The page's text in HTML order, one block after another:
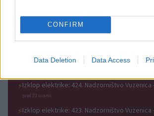
CONFIRM
Data Deletion Data Access
⚡Izklop elektrike: 425. Nadzorništvo Vuzenica
Prisoje
⚡Izklop elektrike: 424. Nadzorništvo Vuzenica
pred 23 urami
⚡Izklop elektrike: 423. Nadzorništvo Vuzenica